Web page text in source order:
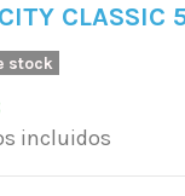
stock
incluidos